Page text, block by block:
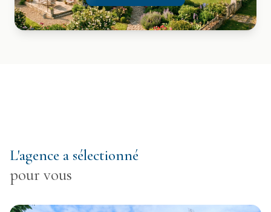
L'agence a sélectionné
pour vous